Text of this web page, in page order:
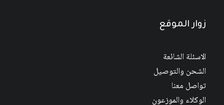
زوار الموقع
الاسئلة الشائعة
الشحن والتوصيل
تواصل معنا
الوكلاء والموزعون